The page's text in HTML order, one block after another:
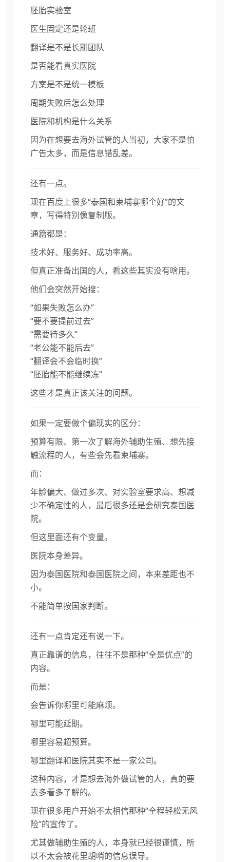
胚胎实验室
医生固定还是轮班
翻译是不是长期团队
是否能看真实医院
方案是不是统一模板
周期失败后怎么处理
医院和机构是什么关系
因为在想要去海外试管的人当初，大家不是怕
广告太多，而是信息错乱差。
还有一点。
现在百度上很多“泰国和柬埔寨哪个好”的文
章，写得特别像复制版。
通篇都是：
技术好、服务好、成功率高。
但真正准备出国的人，看这些其实没有啥用。
他们会突然开始搜：
“如果失败怎么办”
“要不要提前过去”
“需要待多久”
“老公能不能后去”
“翻译会不会临时换”
“胚胎能不能继续冻”
这些才是真正该关注的问题。
如果一定要做个偏现实的区分：
预算有限、第一次了解海外辅助生殖、想先接
触流程的人，有些会先看柬埔寨。
而：
年龄偏大、做过多次、对实验室要求高、想减
少不确定性的人，最后很多还是会研究泰国医
院。
但这里面还有个变量。
医院本身差异。
因为泰国医院和泰国医院之间，本来差距也不
小。
不能简单按国家判断。
还有一点肯定还有说一下。
真正靠谱的信息，往往不是那种“全是优点”的
内容。
而是：
会告诉你哪里可能麻烦。
哪里可能延期。
哪里容易超预算。
哪里翻译和医院其实不是一家公司。
这种内容，才是想去海外做试管的人，真的要
去多看多了解的。
现在很多用户开始不太相信那种“全程轻松无风
险”的宣传了。
尤其做辅助生殖的人，本身就已经很谨慎，所
以不太会被花里胡哨的信息误导。